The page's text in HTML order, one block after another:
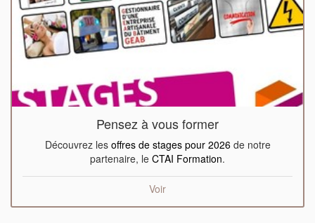
Pensez à vous former
Découvrez les offres de stages pour 2026de notre
partenaire, le CTAI Formation.
Voir